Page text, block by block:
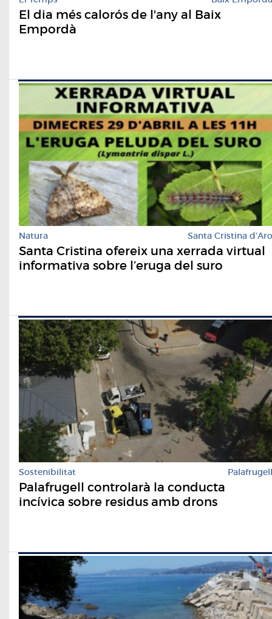
El dia més calorós de l'any al Baix
Empordà
Natura Santa Cristina d'Aro
Santa Cristina ofereix una xerrada virtual
informativa sobre l’eruga del suro
Sostenibilitat Palafrugell
Palafrugell controlarà la conducta
incívica sobre residus amb drons